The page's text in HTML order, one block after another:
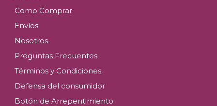
Como Comprar
Envíos
Nosotros
Preguntas Frecuentes
Términos y Condiciones
Defensa del consumidor
Botón de Arrepentimiento